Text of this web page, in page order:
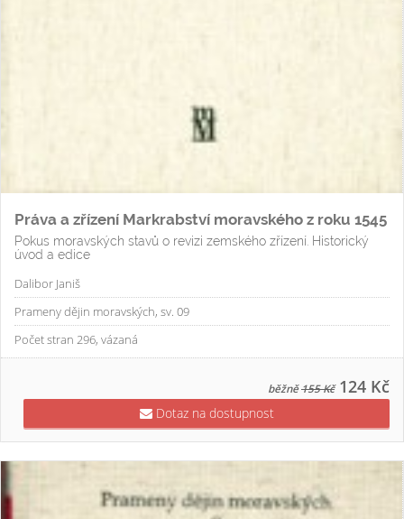
Práva a zřízení Markrabství moravského z roku 1545
Pokus moravských stavů o revizi zemského zřízení. Historický
úvod a edice
Dalibor Janiš
Prameny dějin moravských, sv. 09
Počet stran 296, vázaná
běžně155 Kč 124 Kč
Dotaz na dostupnost